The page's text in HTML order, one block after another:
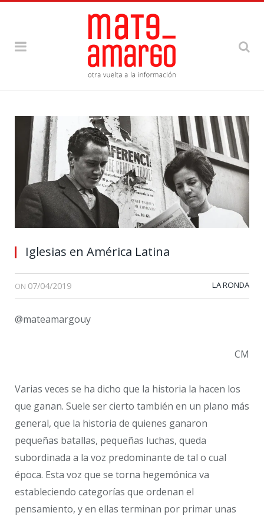
Iglesias en América Latina
ON 07/04/2019 LA RONDA
@mateamargouy
CM
Varias veces se ha dicho que la historia la hacen los
que ganan. Suele ser cierto también en un plano más
general, que la historia de quienes ganaron
pequeñas batallas, pequeñas luchas, queda
subordinada a la voz predominante de tal o cual
época. Esta voz que se torna hegemónica va
estableciendo categorías que ordenan el
pensamiento, y en ellas terminan por primar unas